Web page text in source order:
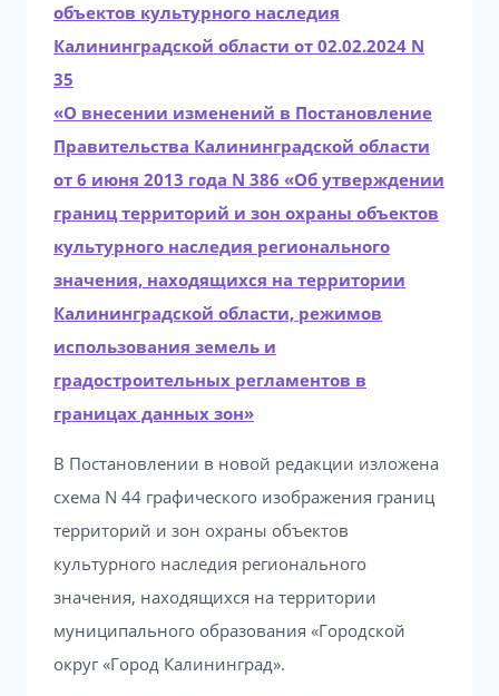
объектов культурного наследия
Калининградской области от 02.02.2024 N
35
«О внесении изменений в Постановление
Правительства Калининградской области
от 6 июня 2013 года N 386 «Об утверждении
границ территорий и зон охраны объектов
культурного наследия регионального
значения, находящихся на территории
Калининградской области, режимов
использования земель и
градостроительных регламентов в
границах данных зон»
В Постановлении в новой редакции изложена
схема N 44 графического изображения границ
территорий и зон охраны объектов
культурного наследия регионального
значения, находящихся на территории
муниципального образования «Городской
округ «Город Калининград».